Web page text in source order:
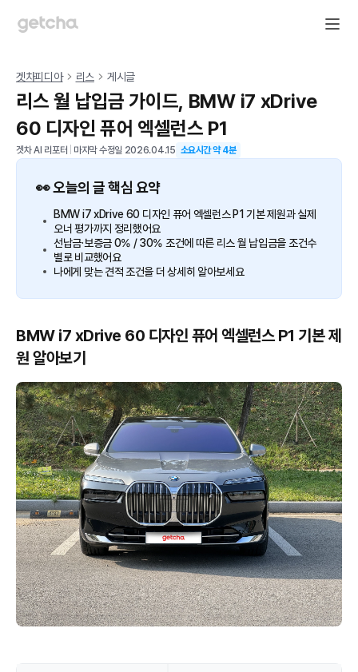
겟차피디아 리스 게시글
리스 월 납입금 가이드, BMW i7 xDrive
60 디자인 퓨어 엑셀런스 P1
겟차 AI 리포터 마지막 수정일 2026.04.15 소요시간 약4분
👀 오늘의 글 핵심 요약
BMW i7 xDrive 60 디자인 퓨어 엑셀런스 P1 기본 제원과 실제
오너 평가까지 정리했어요
선납금·보증금 0% / 30% 조건에 따른 리스 월 납입금을 조건수
별로 비교했어요
나에게 맞는 견적 조건을 더 상세히 알아보세요
BMW i7 xDrive 60 디자인 퓨어 엑셀런스 P1 기본 제
원 알아보기